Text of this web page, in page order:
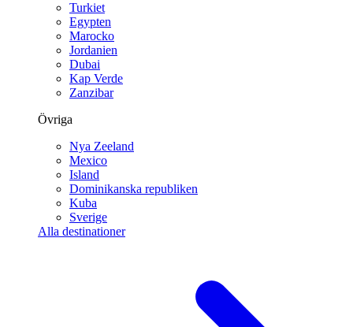
Turkiet
Egypten
Marocko
Jordanien
Dubai
Kap Verde
Zanzibar
Övriga
Nya Zeeland
Mexico
Island
Dominikanska republiken
Kuba
Sverige
Alla destinationer